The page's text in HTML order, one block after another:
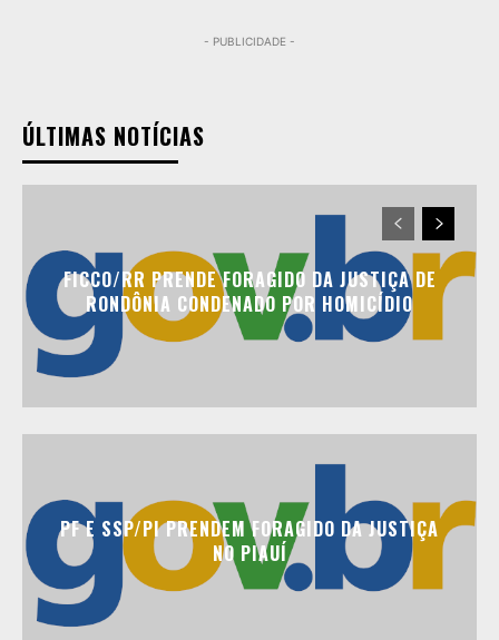
- PUBLICIDADE -
ÚLTIMAS NOTÍCIAS
FICCO/RR PRENDE FORAGIDO DA JUSTIÇA DE
RONDÔNIA CONDENADO POR HOMICÍDIO
PF E SSP/PI PRENDEM FORAGIDO DA JUSTIÇA
NO PIAUÍ